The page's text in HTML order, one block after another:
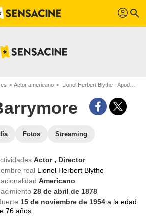
profil search
Actor americano Lionel Herbert Blythe - Apodo : Lionel Barrymore
Fotos Streaming
Actor , Director
real Lionel Herbert Blythe
Americano
28 de abril de 1878
15 de noviembre de 1954a la edad
76 años